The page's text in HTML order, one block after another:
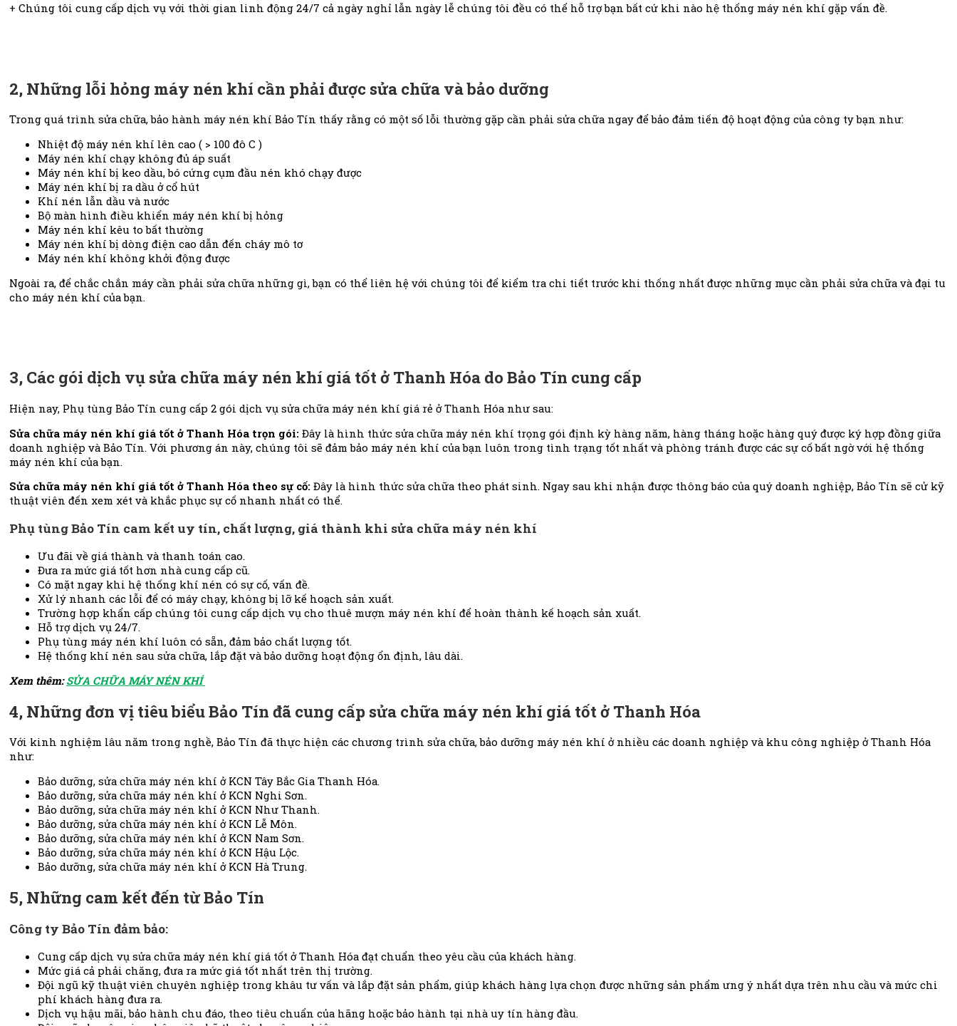
+ Chúng tôi cung cấp dịch vụ với thời gian linh động 24/7 cả ngày nghỉ lẫn ngày lễ chúng tôi đều có thể hỗ trợ bạn bất cứ khi nào hệ thống máy nén khí gặp vấn đề.
2, Những lỗi hỏng máy nén khí cần phải được sửa chữa và bảo dưỡng
Trong quá trình sửa chữa, bảo hành máy nén khí Bảo Tín thấy rằng có một số lỗi thường gặp cần phải sửa chữa ngay để bảo đảm tiến độ hoạt động của công ty bạn như:
Nhiệt độ máy nén khí lên cao ( > 100 đô C )
Máy nén khí chạy không đủ áp suất
Máy nén khí bị keo dầu, bó cứng cụm đầu nén khó chạy được
Máy nén khí bị ra dầu ở cổ hút
Khí nén lẫn dầu và nước
Bộ màn hình điều khiển máy nén khí bị hỏng
Máy nén khí kêu to bất thường
Máy nén khí bị dòng điện cao dẫn đến cháy mô tơ
Máy nén khí không khởi động được
Ngoài ra, để chắc chắn máy cần phải sửa chữa những gì, bạn có thể liên hệ với chúng tôi để kiểm tra chi tiết trước khi thống nhất được những mục cần phải sửa chữa và đại tu
cho máy nén khí của bạn.
3, Các gói dịch vụ sửa chữa máy nén khí giá tốt ở Thanh Hóa do Bảo Tín cung cấp
Hiện nay, Phụ tùng Bảo Tín cung cấp 2 gói dịch vụ sửa chữa máy nén khí giá rẻ ở Thanh Hóa như sau:
Sửa chữa máy nén khí giá tốt ở Thanh Hóa trọn gói: Đây là hình thức sửa chữa máy nén khí trọng gói định kỳ hàng năm, hàng tháng hoặc hàng quý được ký hợp đồng giữa
doanh nghiệp và Bảo Tín. Với phương án này, chúng tôi sẽ đảm bảo máy nén khí của bạn luôn trong tình trạng tốt nhất và phòng tránh được các sự cố bất ngờ với hệ thống
máy nén khí của bạn.
Sửa chữa máy nén khí giá tốt ở Thanh Hóa theo sự cố: Đây là hình thức sửa chữa theo phát sinh. Ngay sau khi nhận được thông báo của quý doanh nghiệp, Bảo Tín sẽ cử kỹ
thuật viên đến xem xét và khắc phục sự cố nhanh nhất có thể.
Phụ tùng Bảo Tín cam kết uy tín, chất lượng, giá thành khi sửa chữa máy nén khí
Ưu đãi về giá thành và thanh toán cao.
Đưa ra mức giá tốt hơn nhà cung cấp cũ.
Có mặt ngay khi hệ thống khí nén có sự cố, vấn đề.
Xử lý nhanh các lỗi để có máy chạy, không bị lỡ kế hoạch sản xuất.
Trường hợp khẩn cấp chúng tôi cung cấp dịch vụ cho thuê mượn máy nén khí để hoàn thành kế hoạch sản xuất.
Hỗ trợ dịch vụ 24/7.
Phụ tùng máy nén khí luôn có sẵn, đảm bảo chất lượng tốt.
Hệ thống khí nén sau sửa chữa, lắp đặt và bảo dưỡng hoạt động ổn định, lâu dài.
Xem thêm:SỬA CHỮA MÁY NÉN KHÍ
4, Những đơn vị tiêu biểu Bảo Tín đã cung cấp sửa chữa máy nén khí giá tốt ở Thanh Hóa
Với kinh nghiệm lâu năm trong nghề, Bảo Tín đã thực hiện các chương trình sửa chữa, bảo dưỡng máy nén khí ở nhiều các doanh nghiệp và khu công nghiệp ở Thanh Hóa
như:
Bảo dưỡng, sửa chữa máy nén khí ở KCN Tây Bắc Gia Thanh Hóa.
Bảo dưỡng, sửa chữa máy nén khí ở KCN Nghi Sơn.
Bảo dưỡng, sửa chữa máy nén khí ở KCN Như Thanh.
Bảo dưỡng, sửa chữa máy nén khí ở KCN Lễ Môn.
Bảo dưỡng, sửa chữa máy nén khí ở KCN Nam Sơn.
Bảo dưỡng, sửa chữa máy nén khí ở KCN Hậu Lộc.
Bảo dưỡng, sửa chữa máy nén khí ở KCN Hà Trung.
5, Những cam kết đến từ Bảo Tín
Công ty Bảo Tín đảm bảo:
Cung cấp dịch vụ sửa chữa máy nén khí giá tốt ở Thanh Hóa đạt chuẩn theo yêu cầu của khách hàng.
Mức giá cả phải chăng, đưa ra mức giá tốt nhất trên thị trường.
Đội ngũ kỹ thuật viên chuyên nghiệp trong khâu tư vấn và lắp đặt sản phẩm, giúp khách hàng lựa chọn được những sản phẩm ưng ý nhất dựa trên nhu cầu và mức chi
phí khách hàng đưa ra.
Dịch vụ hậu mãi, bảo hành chu đáo, theo tiêu chuẩn của hãng hoặc bảo hành tại nhà uy tín hàng đầu.